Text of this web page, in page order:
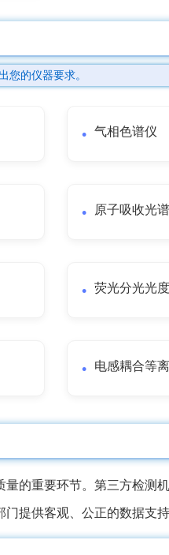
您的仪器要求。
气相色谱仪
原子吸收光
荧光分光光
电感耦合等
的重要环节。第三方检测
提供客观、公正的数据支